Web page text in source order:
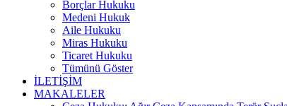
Borçlar Hukuku
Medeni Hukuk
Aile Hukuku
Miras Hukuku
Ticaret Hukuku
Tümünü Göster
İLETİŞİM
MAKALELER